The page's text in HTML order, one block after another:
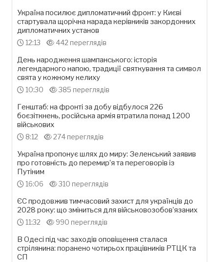
Україна посилює дипломатичний фронт: у Києві
стартувала щорічна нарада керівників закордонних
дипломатичних установ
12:13 442 переглядів
День народження шампанського: історія
легендарного напою, традиції святкування та символ
свята у кожному келиху
10:30 385 переглядів
Генштаб: на фронті за добу відбулося 226
боєзіткнень, російська армія втратила понад 1200
військових
8:12 274 переглядів
Україна пропонує шлях до миру: Зеленський заявив
про готовність до перемир’я та переговорів із
Путіним
16:06 310 переглядів
ЄС продовжив тимчасовий захист для українців до
2028 року: що зміниться для військовозобов’язаних
11:32 990 переглядів
В Одесі під час заходів оповіщення сталася
стрілянина: поранено чотирьох працівників РТЦК та
СП